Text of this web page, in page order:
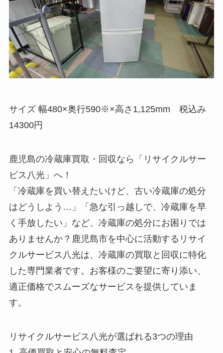
サイズ 幅480×奥行590※×高さ1,125mm 税込み
14300円
鹿児島の冷蔵庫買取・回収なら「リサイクルサー
ビス八光」へ！
「冷蔵庫を買い替えたいけど、古い冷蔵庫の処分
はどうしよう…」「急な引っ越しで、冷蔵庫を早
く手放したい」など、冷蔵庫の処分にお困りでは
ありませんか？鹿児島市を中心に活動するリサイ
クルサービス八光は、冷蔵庫の買取と回収に特化
した専門業者です。お客様のご要望に寄り添い、
適正価格でスムーズなサービスを提供していま
す。
リサイクルサービス八光が選ばれる3つの理由